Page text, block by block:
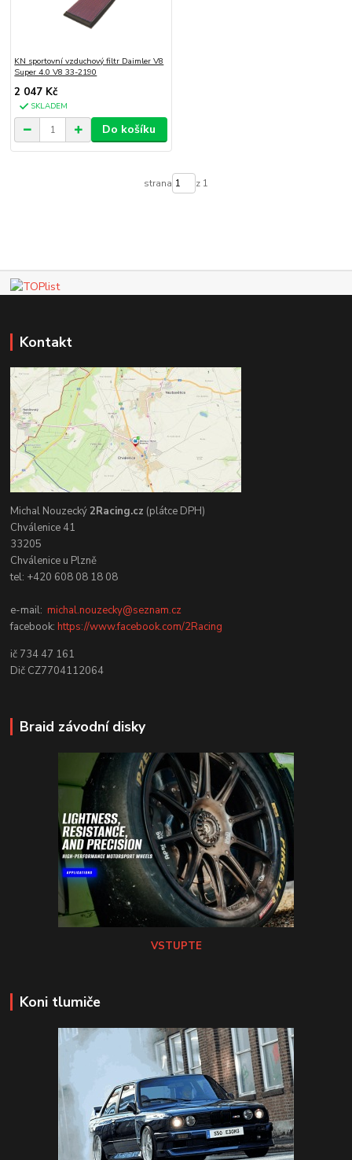
KN sportovní vzduchový filtr Daimler V8
Super 4.0 V8 33-2190
2 047 Kč
SKLADEM
Do košíku
strana z 1
Kontakt
Michal Nouzecký2Racing.cz (plátce DPH)
Chválenice 41
33205
Chválenice u Plzně
tel: +420 608 08 18 08
e-mail:michal.nouzecky@seznam.cz
facebook:https://www.facebook.com/2Racing
ič 734 47 161
Dič CZ7704112064
Braid závodní disky
VSTUPTE
Koni tlumiče